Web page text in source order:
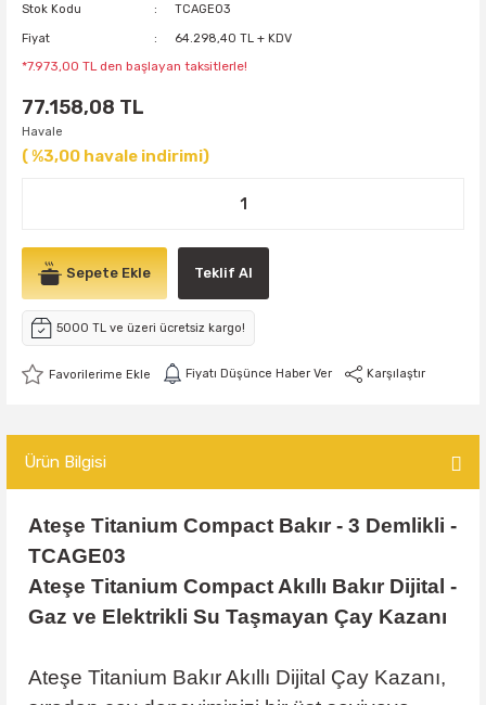
Stok Kodu TCAGE03
Fiyat 64.298,40 TL + KDV
*7.973,00 TL den başlayan taksitlerle!
77.158,08 TL
Havale
( %3,00 havale indirimi)
Sepete Ekle Teklif Al
5000 TL ve üzeri ücretsiz kargo!
Fiyatı Düşünce Haber Ver Karşılaştır
Ürün Bilgisi
Ateşe Titanium Compact Bakır - 3 Demlikli -
TCAGE03
Ateşe Titanium Compact Akıllı Bakır Dijital -
Gaz ve Elektrikli Su Taşmayan Çay Kazanı
Ateşe Titanium Bakır Akıllı Dijital Çay Kazanı,